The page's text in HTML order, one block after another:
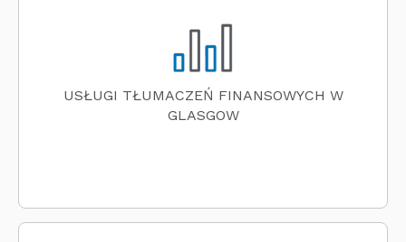
USŁUGI TŁUMACZEŃ FINANSOWYCH W
GLASGOW